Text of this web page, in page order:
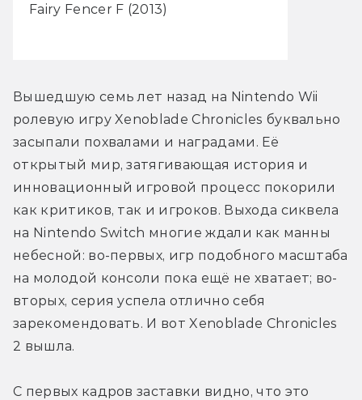
Fairy Fencer F (2013)
Вышедшую семь лет назад на Nintendo Wii
ролевую игру Xenoblade Chronicles буквально
засыпали похвалами и наградами. Её
открытый мир, затягивающая история и
инновационный игровой процесс покорили
как критиков, так и игроков. Выхода сиквела
на Nintendo Switch многие ждали как манны
небесной: во-первых, игр подобного масштаба
на молодой консоли пока ещё не хватает; во-
вторых, серия успела отлично себя
зарекомендовать. И вот Xenoblade Chronicles
2 вышла.
С первых кадров заставки видно, что это